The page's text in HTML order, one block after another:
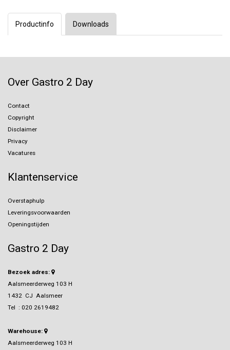
Productinfo Downloads
Over Gastro 2 Day
Contact
Copyright
Disclaimer
Privacy
Vacatures
Klantenservice
Overstaphulp
Leveringsvoorwaarden
Openingstijden
Gastro 2 Day
Bezoek adres:
Aalsmeerderweg 103 H
1432 CJ Aalsmeer
Tel : 020 2619482
Warehouse:
Aalsmeerderweg 103 H